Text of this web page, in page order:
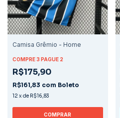
Camisa Grêmio - Home
COMPRE 3 PAGUE 2
R$175,90
R$161,83 com Boleto
12 x de R$16,83
COMPRAR